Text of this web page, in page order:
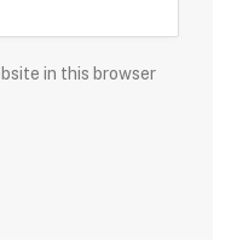
in this browser